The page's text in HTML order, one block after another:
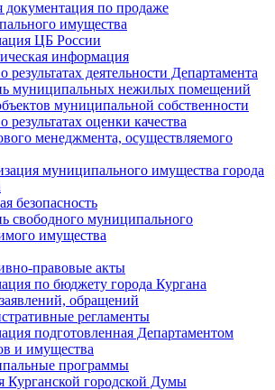
документация по продаже
имущества
ЦБ России
информация
результатах деятельности Департамента
муниципальных нежилых помещений
муниципальной собственности
результатах оценки качества
менеджмента, осуществляемого
муниципального имущества города
безопасность
свободного муниципального
имущества
правовые акты
по бюджету города Кургана
обращений
регламенты
подготовленная Департаментом
и имущества
программы
Курганской городской Думы